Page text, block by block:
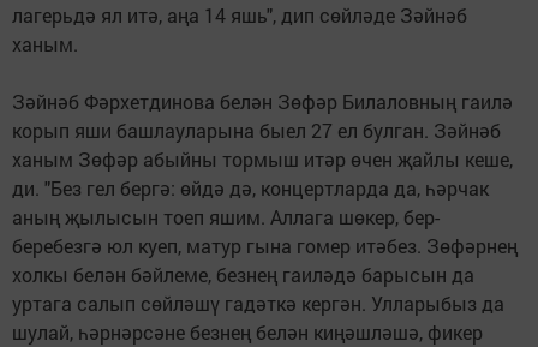
лагерьдә ял итә, аңа 14 яшь", дип сөйләде Зәйнәб
ханым.
Зәйнәб Фәрхетдинова белән Зөфәр Билаловның гаилә
корып яши башлауларына быел 27 ел булган. Зәйнәб
ханым Зөфәр абыйны тормыш итәр өчен җайлы кеше,
ди. "Без гел бергә: өйдә дә, концертларда да, һәрчак
аның җылысын тоеп яшим. Аллага шөкер, бер-
беребезгә юл куеп, матур гына гомер итәбез. Зөфәрнең
холкы белән бәйлеме, безнең гаиләдә барысын да
уртага салып сөйләшү гадәткә кергән. Улларыбыз да
шулай, һәрнәрсәне безнең белән киңәшләшә, фикер